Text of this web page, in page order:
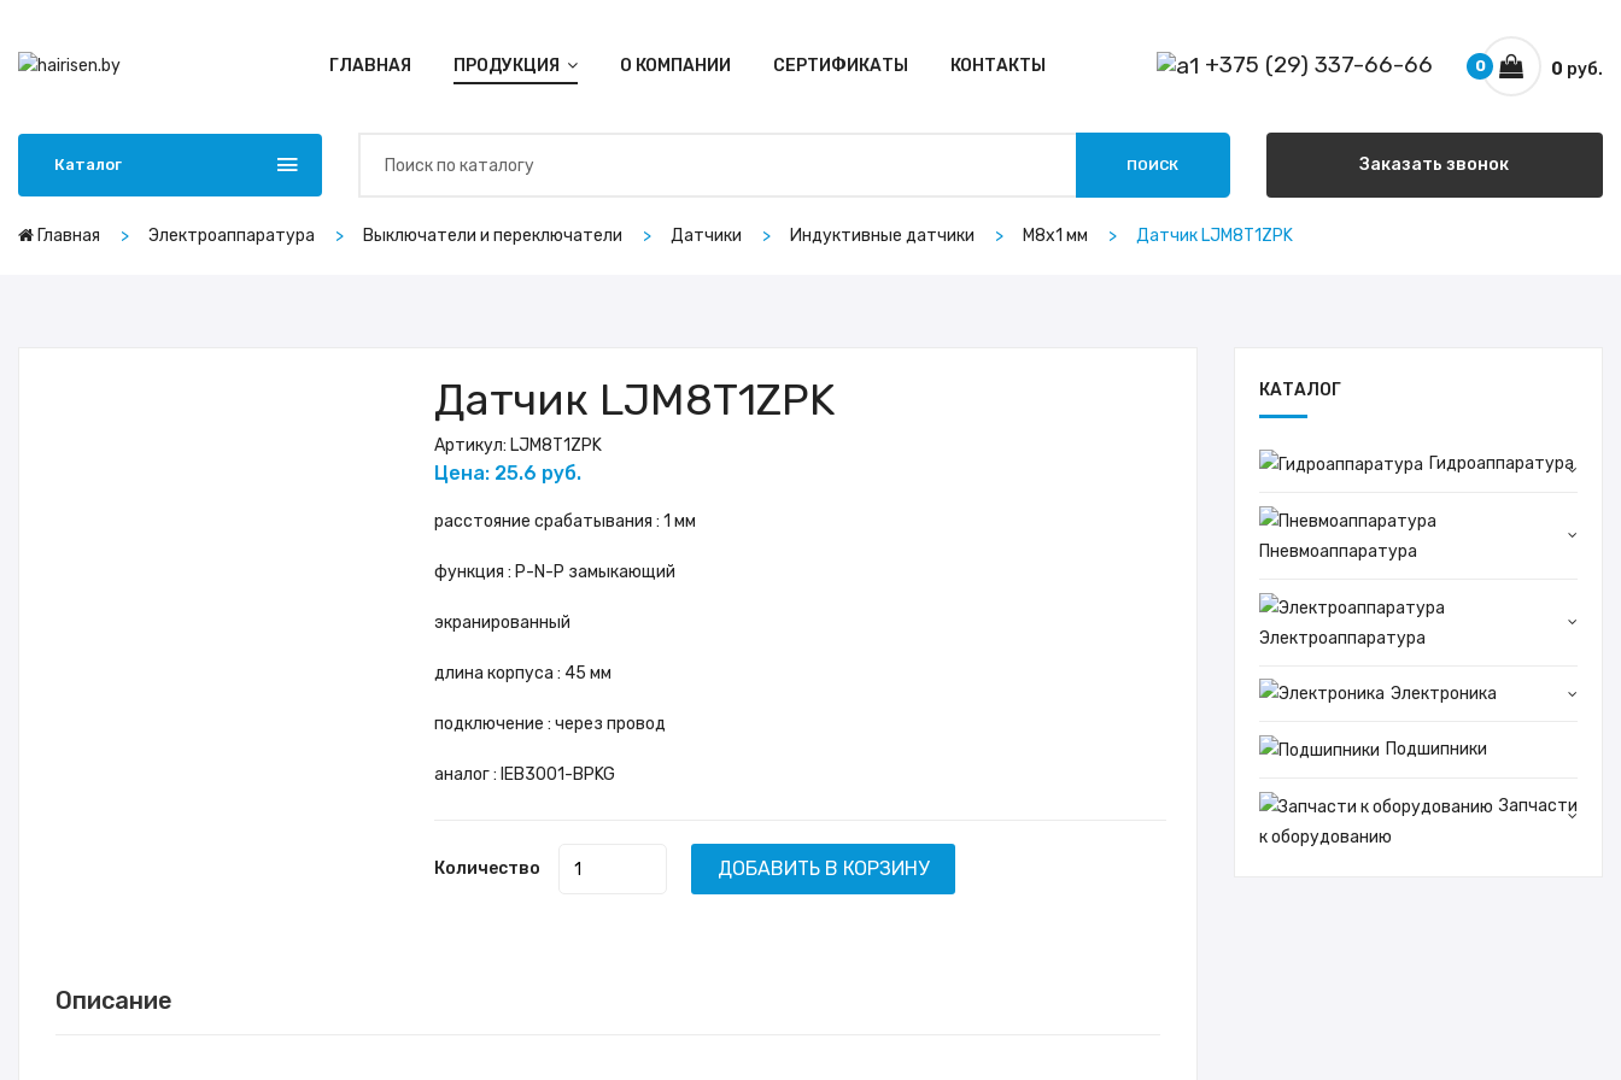
ГЛАВНАЯ ПРОДУКЦИЯ О КОМПАНИИ СЕРТИФИКАТЫ КОНТАКТЫ +375 (29) 337-66-66 0 руб.
0
Каталог ПОИСК Заказать звонок
Главная Электроаппаратура Выключатели и переключатели Датчики Индуктивные датчики M8х1 мм Датчик LJM8T1ZPK
Датчик LJM8T1ZPK
Артикул: LJM8T1ZPK
Цена: 25.6 руб.
расстояние срабатывания : 1 мм
функция : P-N-P замыкающий
экранированный
длина корпуса : 45 мм
подключение : через провод
аналог : IEB3001-BPKG
Количество ДОБАВИТЬ В КОРЗИНУ
Описание
КАТАЛОГ
Гидроаппаратура
Пневмоаппаратура
Электроаппаратура
Электроника
Подшипники
Запчасти
к оборудованию